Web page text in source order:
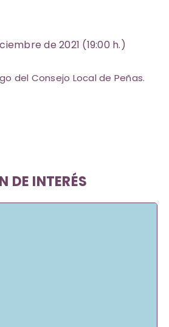
de 2021 (19:00 h.)
del Consejo Local de Peñas.
DE INTERÉS